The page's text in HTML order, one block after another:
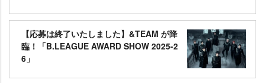
【応募は終了いたしました】&TEAM が降
臨！「B.LEAGUE AWARD SHOW 2025-2
6」